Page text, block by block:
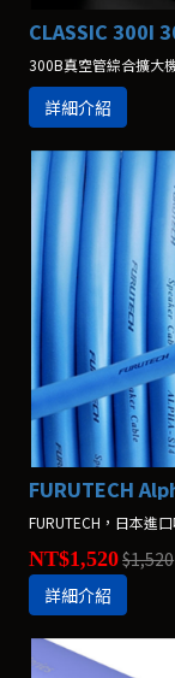
CLASSIC 300I
300B真空管綜合擴大
詳細介紹
FURUTECH
FURUTECH，日本進
NT$1,520$1,520
詳細介紹